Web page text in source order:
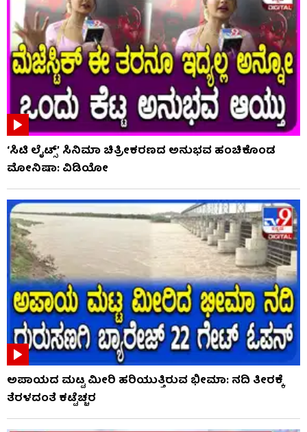
‘ಸಿಟಿ ಲೈಟ್ಸ್’ ಸಿನಿಮಾ ಚಿತ್ರೀಕರಣದ ಅನುಭವ ಹಂಚಿಕೊಂಡ
ಮೋನಿಷಾ: ವಿಡಿಯೋ
ಅಪಾಯದ ಮಟ್ಟ ಮೀರಿ ಹರಿಯುತ್ತಿರುವ ಭೀಮಾ: ನದಿ ತೀರಕ್ಕೆ
ತೆರಳದಂತೆ ಕಟ್ಟೆಚ್ಚರ